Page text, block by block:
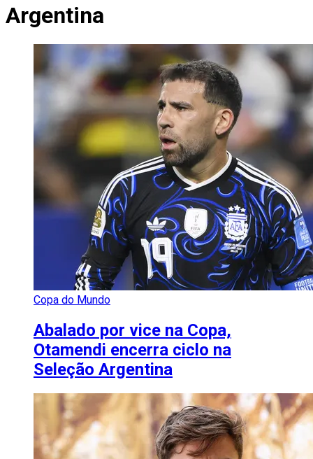
Argentina
Copa do Mundo
Abalado por vice na Copa,
Otamendi encerra ciclo na
Seleção Argentina